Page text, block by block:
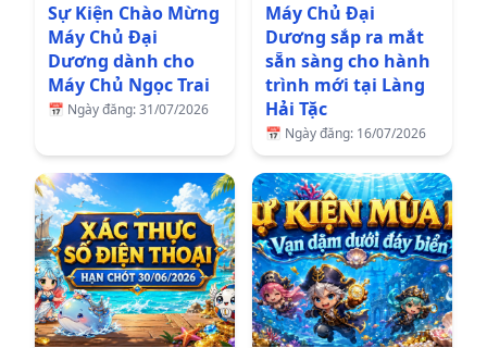
Sự Kiện Chào Mừng
Máy Chủ Đại
Dương dành cho
Máy Chủ Ngọc Trai
📅 Ngày đăng: 31/07/2026
Máy Chủ Đại
Dương sắp ra mắt
sẵn sàng cho hành
trình mới tại Làng
Hải Tặc
📅 Ngày đăng: 16/07/2026